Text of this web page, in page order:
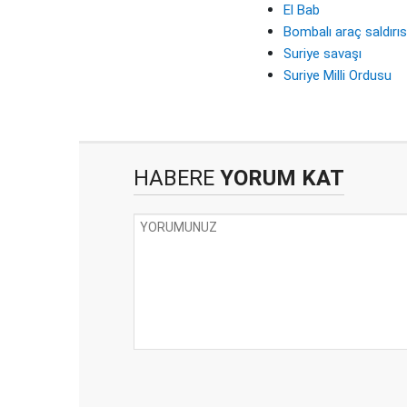
El Bab
Bombalı araç
Suriye savaşı
Suriye Milli Ordusu
HABERE YORUM KAT